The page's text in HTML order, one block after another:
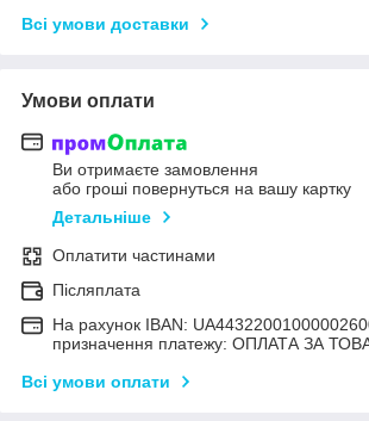
Всі умови доставки
Умови оплати
Ви отримаєте замовлення
або гроші повернуться на вашу картку
Детальніше
Оплатити частинами
Післяплата
На рахунок IBAN:
призначення платежу: ОПЛАТА ЗА
Всі умови оплати